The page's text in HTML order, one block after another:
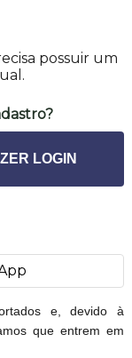
possuir um
LOGIN
e, devido à
que entrem em